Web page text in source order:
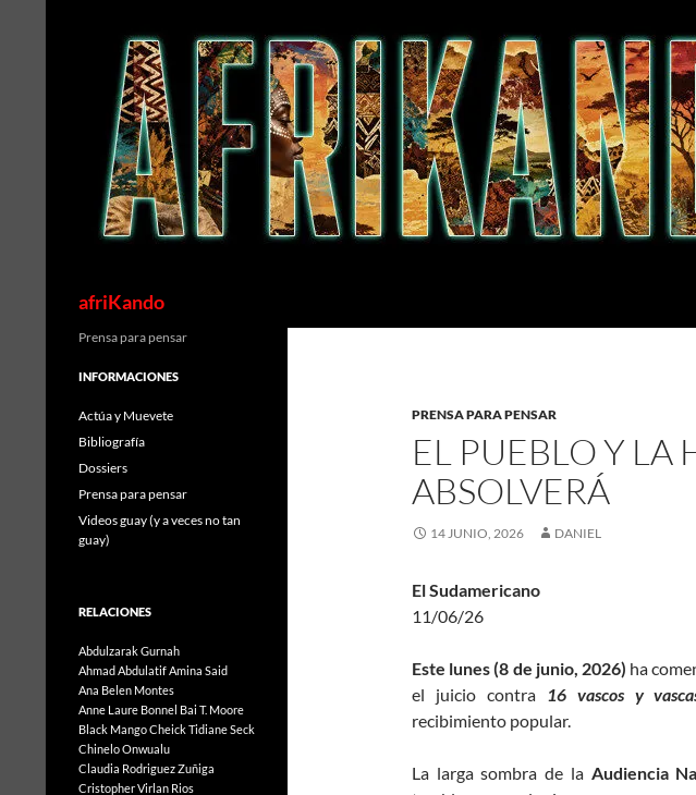
afriKando
PRENSA PARA PENSAR
EL PUEBLO Y LA
ABSOLVERÁ
14 JUNIO, 2026 DANIEL
El Sudamericano
11/06/26
Este lunes (8 de junio, 2026) ha
el juicio contra
16 vascos y
recibimiento popular.
La larga sombra de la Audiencia
Prensa para pensar
INFORMACIONES
Actúa y Muevete
Bibliografía
Dossiers
Prensa para pensar
Videos guay (y a veces no tan
guay)
RELACIONES
Abdulzarak Gurnah
Ahmad AbdulatifAmina Said
Ana Belen Montes
Anne Laure Bonnel Bai T. Moore
Black MangoCheick Tidiane Seck
Chinelo Onwualu
Claudia Rodriguez Zuñiga
Cristopher Virlan Rios